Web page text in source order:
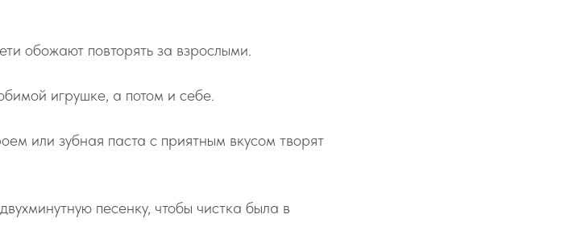
обожают повторять за взрослыми.
игрушке, а потом и себе.
или зубная паста с приятным вкусом творят
песенку, чтобы чистка была в